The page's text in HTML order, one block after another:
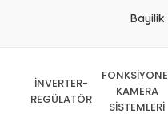
Bayilik
İNVERTER-
REGÜLATÖR
KAMERA
SİSTEMLERİ